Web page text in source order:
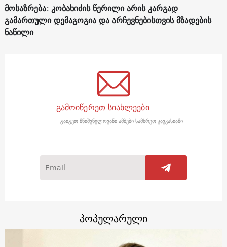
მოსაზრება: კობახიძის წერილი არის კარგად
გამართული დემაგოგია და არჩევნებისთვის მზადების
ნაწილი
გამოიწერეთ სიახლეები
გაიგეთ მნიშვნელოვანი ამბები სამხრეთ კავკასიაში
პოპულარული